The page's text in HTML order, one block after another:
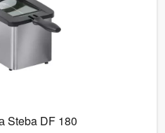
Steba DF 180